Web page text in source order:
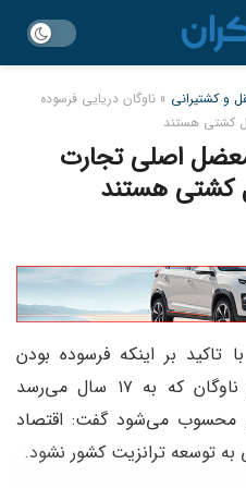
و کشتیرانی » ناوگان دریایی فرسوده
کشتی هستند
معضل اصلی تجارت
کشتی هستند
تاکید بر اینکه فرسوده بودن
ناوگان دریایی و بالابودن سن ناوگان که به ۱۷ سال می‌رسد
محسوب می‌شود گفت: اقتصاد
توسعه ترانزیت کشور نشود.